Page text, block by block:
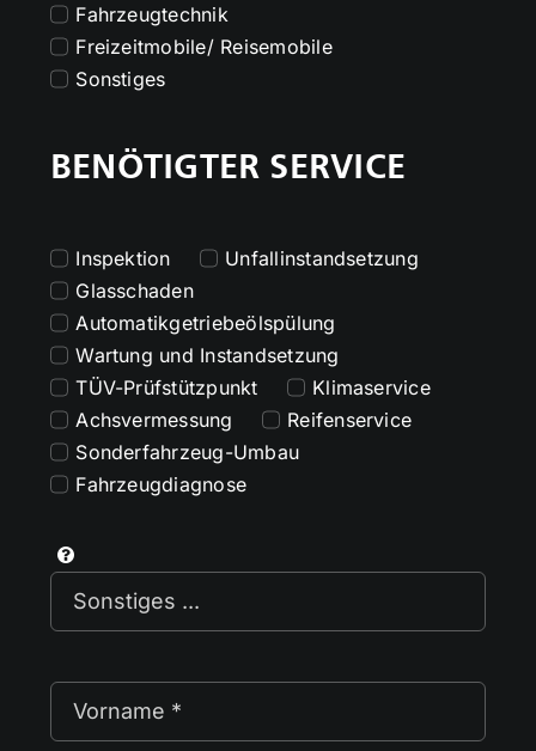
Fahrzeugtechnik
Freizeitmobile/ Reisemobile
Sonstiges
BENÖTIGTER SERVICE
Inspektion
Unfallinstandsetzung
Glasschaden
Automatikgetriebeölspülung
Wartung und Instandsetzung
TÜV-Prüfstützpunkt
Klimaservice
Achsvermessung
Reifenservice
Sonderfahrzeug-Umbau
Fahrzeugdiagnose